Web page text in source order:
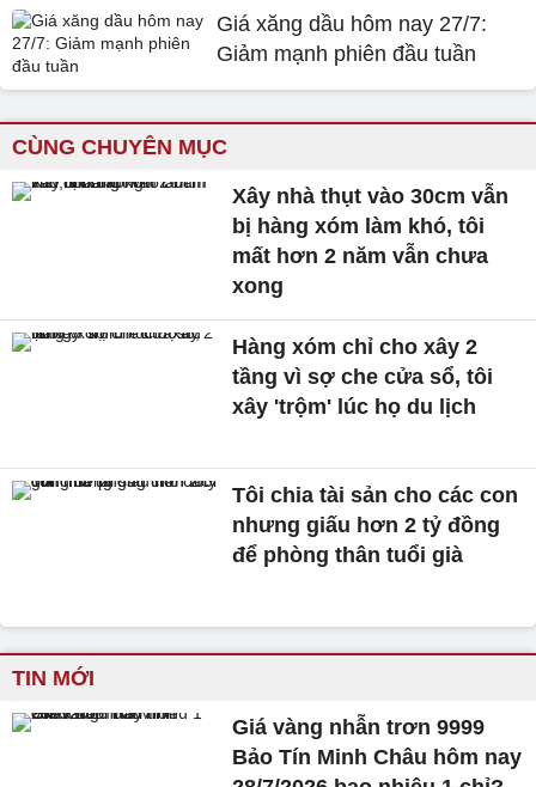
Giá xăng dầu hôm nay 27/7:
Giảm mạnh phiên đầu tuần
CÙNG CHUYÊN MỤC
Xây nhà thụt vào 30cm vẫn
bị hàng xóm làm khó, tôi
mất hơn 2 năm vẫn chưa
xong
Hàng xóm chỉ cho xây 2
tầng vì sợ che cửa sổ, tôi
xây 'trộm' lúc họ du lịch
Tôi chia tài sản cho các con
nhưng giấu hơn 2 tỷ đồng
để phòng thân tuổi già
TIN MỚI
Giá vàng nhẫn trơn 9999
Bảo Tín Minh Châu hôm nay